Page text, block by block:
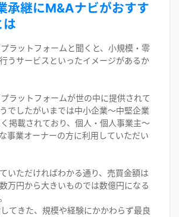
承継にM&Aナビがおすす
は
ラットフォームと聞くと、小規模・零
うサービスといったイメージがあるか
ラットフォームが世の中に提供されて
でしたがいまでは中小企業〜中堅企業
掲載されており、個人・個人事業主〜
事業オーナーの方に利用していただい
いただければわかる通り、売買金額は
万円から大きいものでは数億円になる
てきた、規模や経験にかかわらず最良